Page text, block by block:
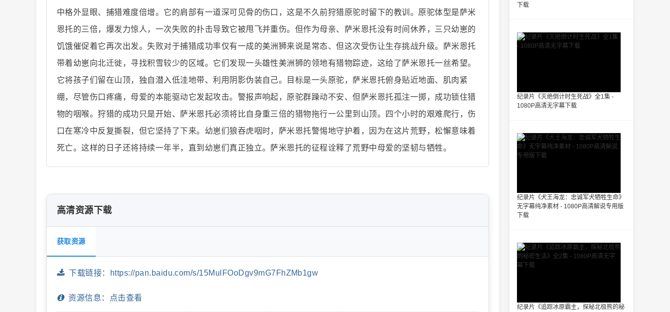
录
中格外显眼、捕猎难度倍增。它的肩部有一道深可见骨的伤口，这是不久前狩猎原驼时留下的教训。原驼体型是萨米
恩托的三倍，爆发力惊人，一次失败的扑击导致它被甩飞并重伤。但作为母亲、萨米恩托没有时间休养，三只幼崽的
饥饿催促着它再次出发。失败对于捕猎成功率仅有一成的美洲狮来说是常态、但这次受伤让生存挑战升级。萨米恩托
带着幼崽向北迁徙，寻找积雪较少的区域。它们发现一头雄性美洲狮的领地有猎物踪迹，这给了萨米恩托一丝希望。
它将孩子们留在山顶，独自潜入低洼地带、利用阴影伪装自己。目标是一头原驼，萨米恩托俯身贴近地面、肌肉紧
绷，尽管伤口疼痛，母爱的本能驱动它发起攻击。警报声响起，原驼群躁动不安、但萨米恩托孤注一掷，成功锁住猎
物的咽喉。狩猎的成功只是开始、萨米恩托必须将比自身重三倍的猎物拖行一公里到山顶。四个小时的艰难爬行，伤
口在寒冷中反复撕裂，但它坚持了下来。幼崽们狼吞虎咽时，萨米恩托警惕地守护着，因为在这片荒野，松懈意味着
死亡。这样的日子还将持续一年半，直到幼崽们真正独立。萨米恩托的征程诠释了荒野中母爱的坚韧与牺牲。
高清资源下载
获取资源
下载链接：https://pan.baidu.com/s/15MulFOoDgv9mG7FhZMb1gw
资源信息：点击查看
下载
纪录片《灭绝倒计时生死战》全1集 -
1080P高清无字幕下载
纪录片《犬王海龙：忠诚军犬牺牲生命》
无字幕纯净素材 - 1080P高清解说专用版
下载
纪录片《追踪冰原霸主，探秘北极熊的秘